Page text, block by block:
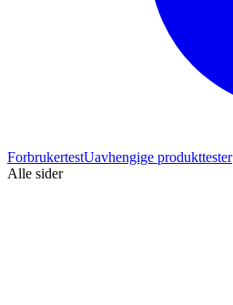
ForbrukertestUavhengige produkttester
Alle sider